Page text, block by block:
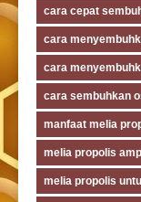
cara cepat
cara
cara
cara sembuhkan
manfaat melia
melia propolis
melia propolis